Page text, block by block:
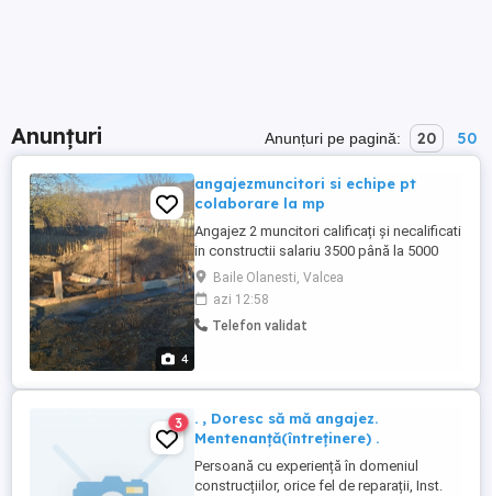
Anunțuri Anunțuri pe pagină: 20 50
4
angajezmuncitori si echipe pt
colaborare la mp
Angajez 2 muncitori calificați și necalificati
in constructii salariu 3500 până la 5000
roni,și sau echipe la mp
Baile Olanesti, Valcea
azi 12:58
Telefon validat
3
. , Doresc să mă angajez.
Mentenanță(întreținere) .
Persoană cu experiență în domeniul
construcțiilor, orice fel de reparații, Inst.